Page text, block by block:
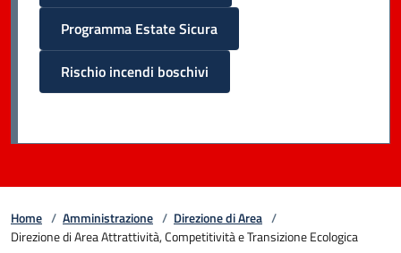
Programma Estate Sicura
Rischio incendi boschivi
Home / Amministrazione / Direzione di Area /
Direzione di Area Attrattività, Competitività e Transizione Ecologica